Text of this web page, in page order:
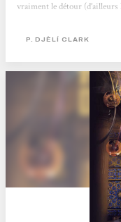
vraiment le détour
personne m’a paru justifiée
P. DJÈLÍ CLARK